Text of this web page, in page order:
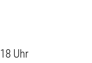
Uhr